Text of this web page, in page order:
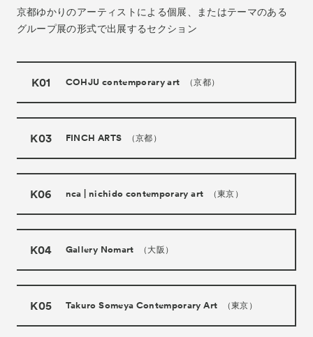
京都ゆかりのアーティストによる個展、
またはテーマのある
グループ展の形式で出展するセクション
K01 COHJU contemporary art （京都）
K03 FINCH ARTS （京都）
K06 nca | nichido contemporary art （東京）
K04 Gallery Nomart （大阪）
K05 Takuro Someya Contemporary Art （東京）